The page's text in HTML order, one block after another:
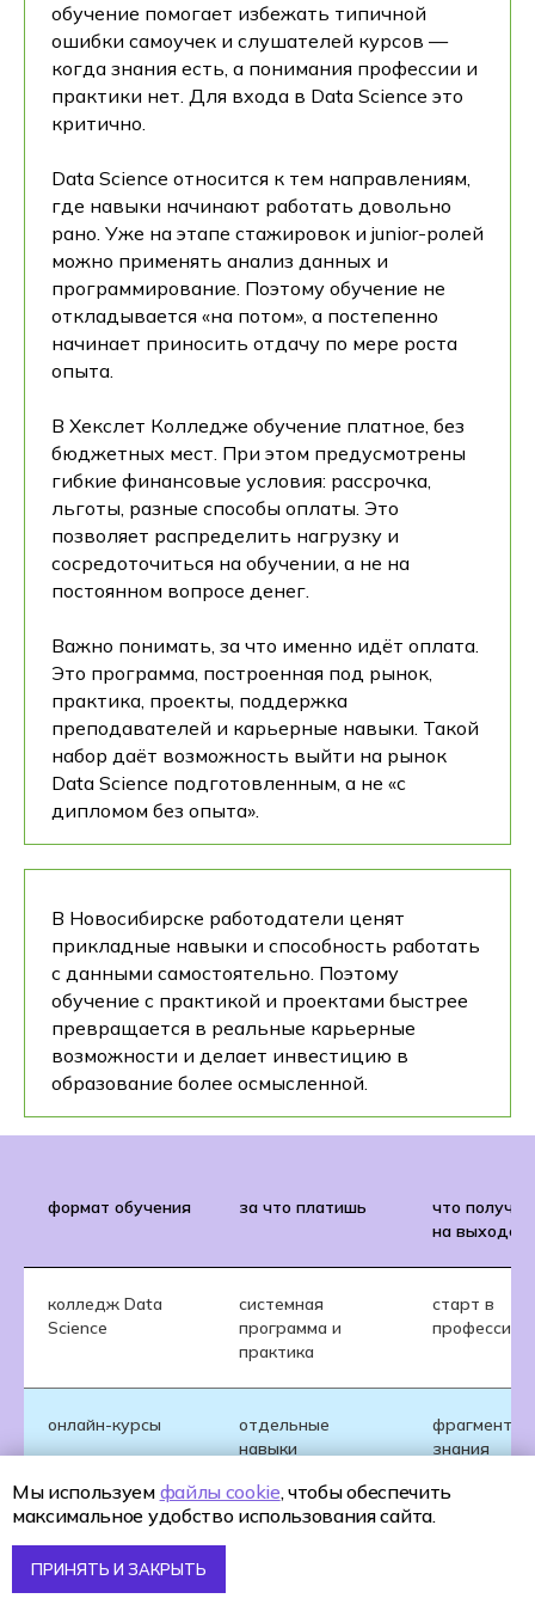
обучение помогает избежать типичной
ошибки самоучек и слушателей курсов —
когда знания есть, а понимания профессии и
практики нет. Для входа в Data Science это
критично.
Data Science относится к тем направлениям,
где навыки начинают работать довольно
рано. Уже на этапе стажировок и junior-ролей
можно применять анализ данных и
программирование. Поэтому обучение не
откладывается «на потом», а постепенно
начинает приносить отдачу по мере роста
опыта.
В Хекслет Колледже обучение платное, без
бюджетных мест. При этом предусмотрены
гибкие финансовые условия: рассрочка,
льготы, разные способы оплаты. Это
позволяет распределить нагрузку и
сосредоточиться на обучении, а не на
постоянном вопросе денег.
Важно понимать, за что именно идёт оплата.
Это программа, построенная под рынок,
практика, проекты, поддержка
преподавателей и карьерные навыки. Такой
набор даёт возможность выйти на рынок
Data Science подготовленным, а не «с
дипломом без опыта».
В Новосибирске работодатели ценят
прикладные навыки и способность работать
с данными самостоятельно. Поэтому
обучение с практикой и проектами быстрее
превращается в реальные карьерные
возможности и делает инвестицию в
образование более осмысленной.
формат обучения за что платишь
что
на выходе
колледж Data
Science
системная
программа и
практика
старт в
профессии
онлайн-курсы
отдельные
навыки
знания
самообучение время и усилия
Мы используем файлы cookie, чтобы обеспечить
максимальное удобство использования сайта.
ПРИНЯТЬ И ЗАКРЫТЬ